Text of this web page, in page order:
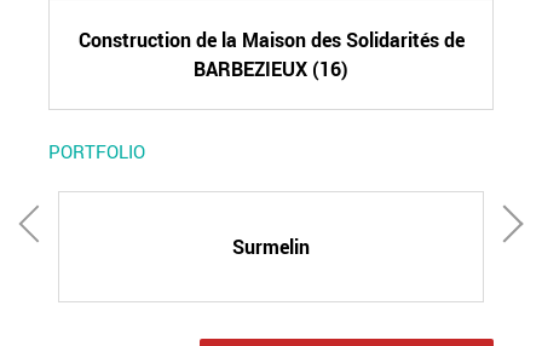
Construction de la Maison des Solidarités de
BARBEZIEUX (16)
PORTFOLIO
Surmelin